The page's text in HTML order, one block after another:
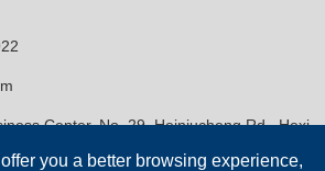
Center, No. 29, Heiniucheng Rd., Hexi
you a better browsing experience,